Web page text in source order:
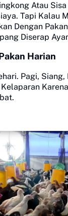
Atau
Tapi Kalau
Dengan
Diserap
Harian
Pagi, Siang,